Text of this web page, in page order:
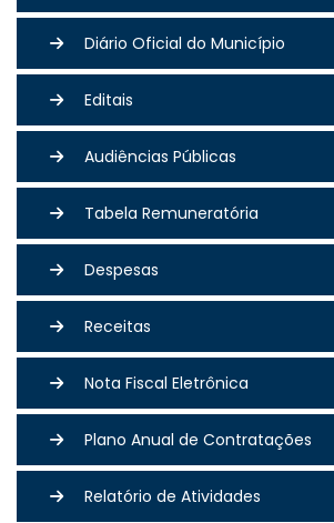
Diário Oficial do Município
Editais
Audiências Públicas
Tabela Remuneratória
Despesas
Receitas
Nota Fiscal Eletrônica
Plano Anual de Contratações
Relatório de Atividades